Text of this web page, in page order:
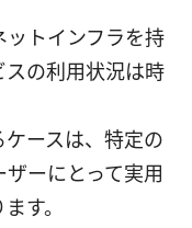
ットインフラを持
スの利用状況は時
ースは、特定の
ーにとって実用
す。